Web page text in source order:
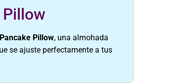
Pancake Pillow, una almohada
se ajuste perfectamente a tus